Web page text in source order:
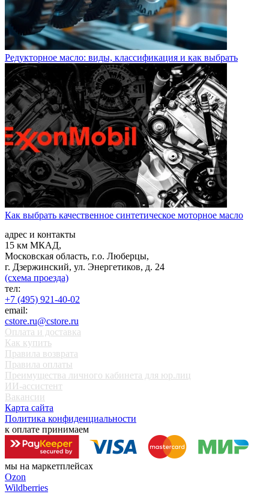
Редукторное масло: виды, классификация и как выбрать
Как выбрать качественное синтетическое моторное масло
адрес и контакты
15 км МКАД,
Московская область, г.о. Люберцы,
г. Дзержинский, ул. Энергетиков, д. 24
(схема проезда)
тел:
+7 (495) 921-40-02
email:
cstore.ru@cstore.ru
Оплата и доставка
Как купить
Правила возврата
Правила оплаты
Преимущества личного кабинета для юр.лиц
ИИ-ассистент
Вакансии
Карта сайта
Политика конфиденциальности
к оплате принимаем
мы на маркетплейсах
Ozon
Wildberries